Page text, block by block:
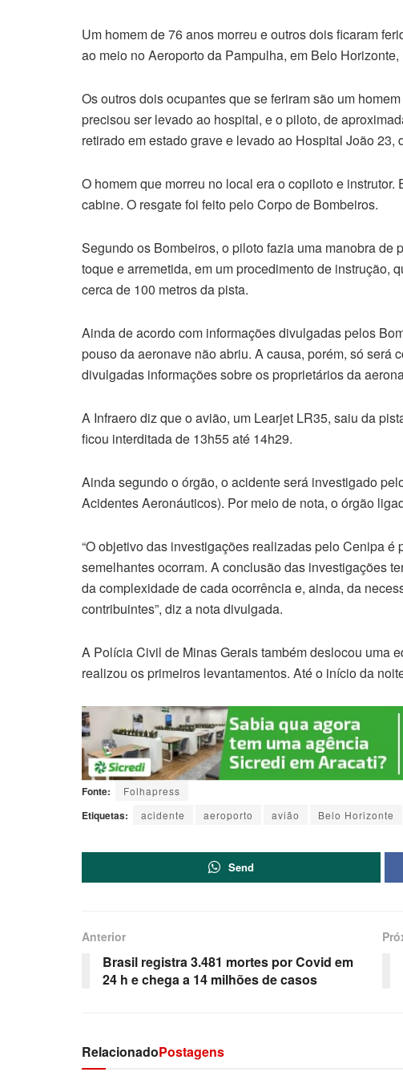
Um homem de 76 anos morreu e outros dois ficaram
ao meio no Aeroporto da Pampulha, em Belo Horizonte,
Os outros dois ocupantes que se feriram são um
precisou ser levado ao hospital, e o piloto, de
retirado em estado grave e levado ao Hospital João 23,
O homem que morreu no local era o copiloto e
cabine. O resgate foi feito pelo Corpo de Bombeiros.
Segundo os Bombeiros, o piloto fazia uma manobra
toque e arremetida, em um procedimento de instrução,
cerca de 100 metros da pista.
Ainda de acordo com informações divulgadas pelos
pouso da aeronave não abriu. A causa, porém, só será
divulgadas informações sobre os proprietários da
A Infraero diz que o avião, um Learjet LR35, saiu da
ficou interditada de 13h55 até 14h29.
Ainda segundo o órgão, o acidente será investigado
Acidentes Aeronáuticos). Por meio de nota, o órgão
“O objetivo das investigações realizadas pelo Cenipa
semelhantes ocorram. A conclusão das investigações
da complexidade de cada ocorrência e, ainda, da
contribuintes”, diz a nota divulgada.
A Polícia Civil de Minas Gerais também deslocou uma
realizou os primeiros levantamentos. Até o início da
Fonte: Folhapress
Etiquetas: acidente aeroporto avião Belo Horizonte
Send
Anterior
Brasil registra 3.481 mortes por Covid em
24 h e chega a 14 milhões de casos
RelacionadoPostagens